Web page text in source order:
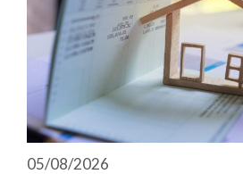
05/08/2026